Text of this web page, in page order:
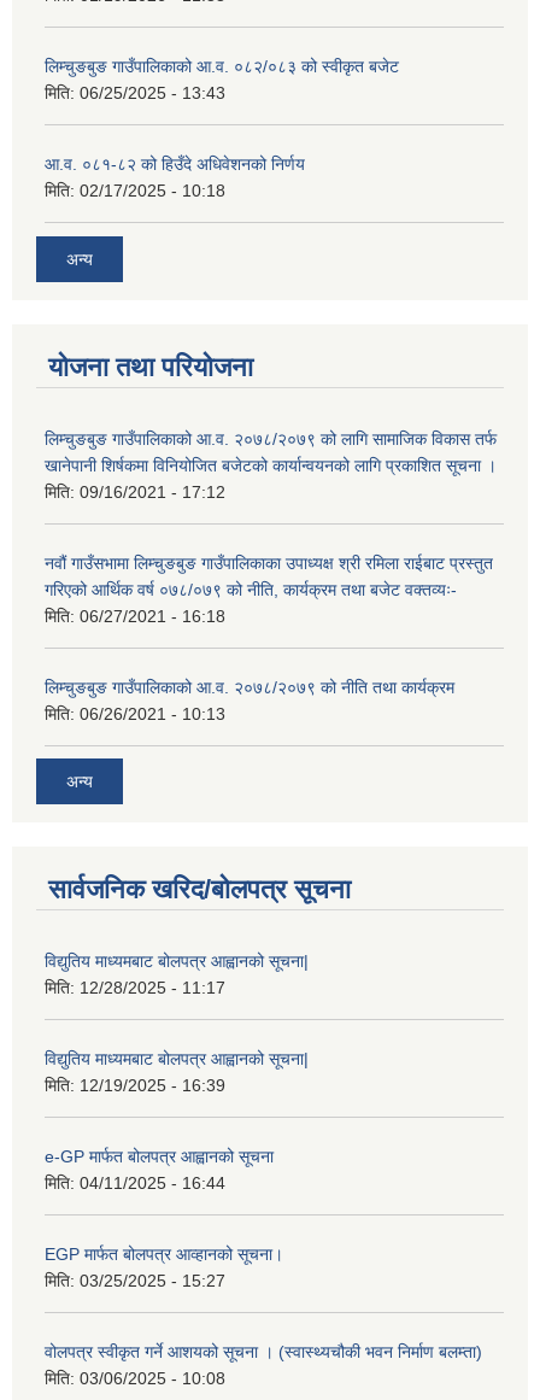
लिम्चुङबुङ गाउँपालिकाको आ.व. ०८२/०८३ को स्वीकृत बजेट
मिति: 06/25/2025 - 13:43
आ.व. ०८१-८२ को हिउँदे अधिवेशनको निर्णय
मिति: 02/17/2025 - 10:18
अन्य
योजना तथा परियोजना
लिम्चुङबुङ गाउँपालिकाको आ.व. २०७८/२०७९ को लागि सामाजिक विकास तर्फ
खानेपानी शिर्षकमा विनियोजित बजेटको कार्यान्वयनको लागि प्रकाशित सूचना ।
मिति: 09/16/2021 - 17:12
नवौं गाउँसभामा लिम्चुङबुङ गाउँपालिकाका उपाध्यक्ष श्री रमिला राईबाट प्रस्तुत
गरिएको आर्थिक वर्ष ०७८/०७९ को नीति, कार्यक्रम तथा बजेट वक्तव्यः-
मिति: 06/27/2021 - 16:18
लिम्चुङबुङ गाउँपालिकाको आ.व. २०७८/२०७९ को नीति तथा कार्यक्रम
मिति: 06/26/2021 - 10:13
अन्य
सार्वजनिक खरिद/बोलपत्र सूचना
विद्युतिय माध्यमबाट बोलपत्र आह्वानको सूचना|
मिति: 12/28/2025 - 11:17
विद्युतिय माध्यमबाट बोलपत्र आह्वानको सूचना|
मिति: 12/19/2025 - 16:39
e-GP मार्फत बोलपत्र आह्वानको सूचना
मिति: 04/11/2025 - 16:44
EGP मार्फत बोलपत्र आव्हानको सूचना।
मिति: 03/25/2025 - 15:27
वोलपत्र स्वीकृत गर्ने आशयको सूचना । (स्वास्थ्यचौकी भवन निर्माण बलम्ता)
मिति: 03/06/2025 - 10:08